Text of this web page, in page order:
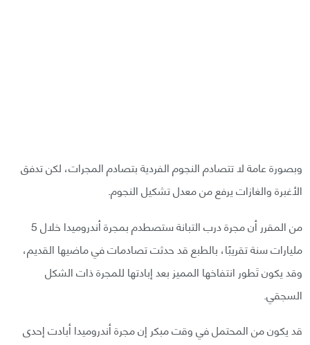
وبصورة عامة لا تتصادم النجوم الفردية بتصادم المجرات، لكن تدفق
الأغبرة والغازات يرفع من معدل تشكيل النجوم.
من المقرر أن مجرة درب التبانة ستصطدم بمجرة أندروميدا خلال 5
مليارات سنة تقريبًا، بالطبع قد حدثت تصادمات في ماضيها القديم،
وقد يكون تَطور انتفاخها المميز بعد إبادتها للمجرة ذات الشكل
السجقي.
قد يكون من المحتمل في وقت مبكر إن مجرة أندروميدا أبادت إحدى